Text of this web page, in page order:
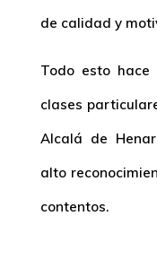
de calidad y
Todo esto
clases
Alcalá de
alto
contentos.